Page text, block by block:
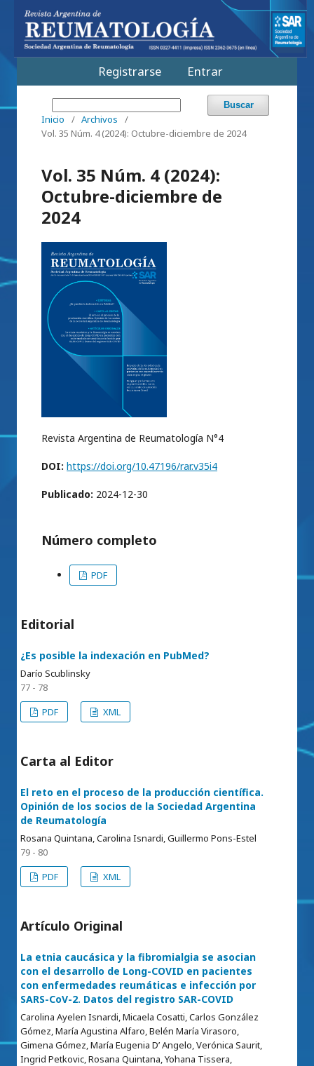
Registrarse Entrar
Buscar
Inicio / Archivos
/
Vol. 35 Núm. 4 (2024): Octubre-diciembre de 2024
Vol. 35 Núm. 4 (2024):
Octubre-diciembre de
2024
Revista Argentina de Reumatología N°4
DOI: https://doi.org/10.47196/rar.v35i4
Publicado: 2024-12-30
Número completo
PDF
Editorial
¿Es posible la indexación en PubMed?
Darío Scublinsky
77 - 78
PDF
XML
Carta al Editor
El reto en el proceso de la producción científica.
Opinión de los socios de la Sociedad Argentina
de Reumatología
Rosana Quintana, Carolina Isnardi, Guillermo Pons-Estel
79 - 80
PDF
XML
Artículo Original
La etnia caucásica y la fibromialgia se asocian
con el desarrollo de Long-COVID en pacientes
con enfermedades reumáticas e infección por
SARS-CoV-2. Datos del registro SAR-COVID
Carolina Ayelen Isnardi, Micaela Cosatti, Carlos González
Gómez, María Agustina Alfaro, Belén María Virasoro,
Gimena Gómez, María Eugenia D’ Angelo, Verónica Saurit,
Ingrid Petkovic, Rosana Quintana, Yohana Tissera,